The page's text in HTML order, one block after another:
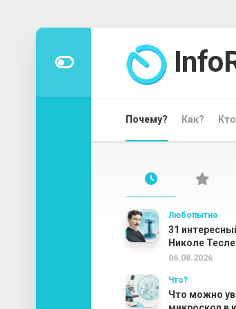
Перейти
содержанию
Почему? Как?
Любопытно
31
Николе Тесле
06.08.2026
Что?
Что можно